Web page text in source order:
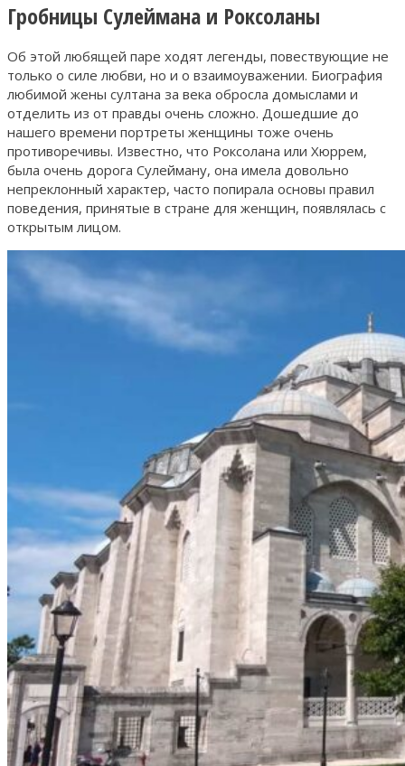
Гробницы Сулеймана и Роксоланы
Об этой любящей паре ходят легенды, повествующие не
только о силе любви, но и о взаимоуважении. Биография
любимой жены султана за века обросла домыслами и
отделить из от правды очень сложно. Дошедшие до
нашего времени портреты женщины тоже очень
противоречивы. Известно, что Роксолана или Хюррем,
была очень дорога Сулейману, она имела довольно
непреклонный характер, часто попирала основы правил
поведения, принятые в стране для женщин, появлялась с
открытым лицом.